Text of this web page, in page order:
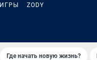
ИГРЫ ZODY
Где начать новую жизнь?